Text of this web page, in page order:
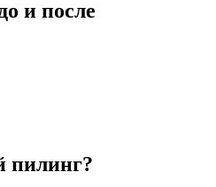
и после
пилинг?